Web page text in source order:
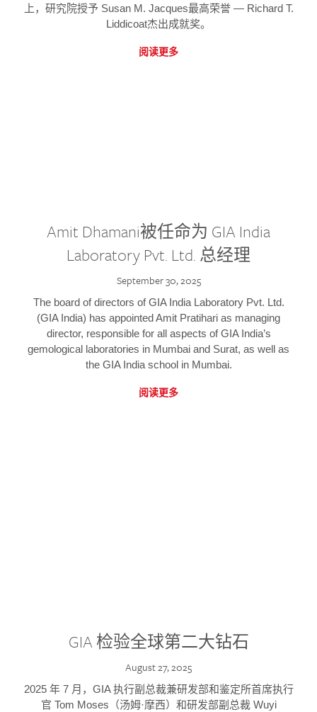
上，研究院授予 Susan M. Jacques最高荣誉 — Richard T.
Liddicoat杰出成就奖。
阅读更多
Amit Dhamani被任命为 GIA India
Laboratory Pvt. Ltd. 总经理
September 30, 2025
The board of directors of GIA India Laboratory Pvt. Ltd.
(GIA India) has appointed Amit Pratihari as managing
director, responsible for all aspects of GIA India’s
gemological laboratories in Mumbai and Surat, as well as
the GIA India school in Mumbai.
阅读更多
GIA 检验全球第二大钻石
August 27, 2025
2025 年 7 月，GIA 执行副总裁兼研发部和鉴定所首席执行
官 Tom Moses（汤姆·摩西）和研发部副总裁 Wuyi